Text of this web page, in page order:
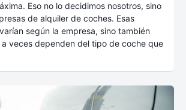
Eso no lo decidimos nosotros, sino
de alquiler de coches. Esas
según la empresa, sino también
a veces dependen del tipo de coche que